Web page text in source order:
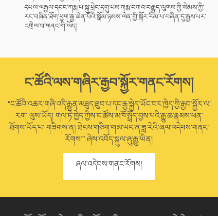
དཔལ་༧རྒྱལ་དབང་ཀརྨ་པ་སྐུ་ཕྲེང་དགུ་པས་ཀརྨ་བཀའ་བརྒྱུད་ལུགས་ཀྱི་སེམས་ཀྱི་
རང་བཞིན་ཐོག་ཕྱག་རྒྱ་ཆེན་པོའི་སྒོམ་ཉམས་ལེན་གྱི་སྐོར་རིམ་པ་བཞིན་དུ་རྒྱས་པར་
འགྲེལ་བ་གནང་གི་ཡོད།
ང་ཚོའི་ལས་གཞིར་རྒྱབ་སྐྱོར་གནང་རོགས།
“ང་ཚོའི་འཆར་གཞི་འདི་རྒྱུན་མཐུད་ཐུབ་པ་དང་རྒྱ་སྐྱེད་ཡོང་བར་ཁྱེད་ཀྱི་རྒྱབ་སྐྱོར་ལ་
རག་ ལུས་ཡོད། གལ་ཏེ་ཁྱེད་ཀྱིས་ང་ཚོས་མཁོ་སྤྲོད་བྱས་པའི་རྒྱུ་ཆ་རྣམས་ཕན་
ཐོགས་ཡོད་པ་ གཟིགས་ན། ཐེངས་གཅིག་གམ་ཡང་ན་ཟླ་རེའི་ཞལ་འདེབས་གནང་
རོགས་” ཞེས་འབོད་སྐུལ་ཞུ་རྒྱུ་ཡིན།
ཞལ་འདེབས་གནང་རོགས།